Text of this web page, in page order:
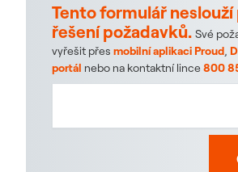
Tento formulář neslouží
řešení požadavků. Své
vyřešit přes mobilní aplikaci Proud,
portál nebo na kontaktní lince800